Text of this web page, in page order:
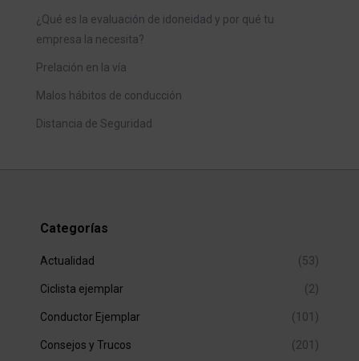
¿Qué es la evaluación de idoneidad y por qué tu
empresa la necesita?
Prelación en la vía
Malos hábitos de conducción
Distancia de Seguridad
Categorías
Actualidad (53)
Ciclista ejemplar (2)
Conductor Ejemplar (101)
Consejos y Trucos (201)